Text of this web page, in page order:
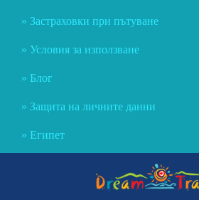
Застраховки при пътуване
Условия за използване
Блог
Защита на личните данни
Египет